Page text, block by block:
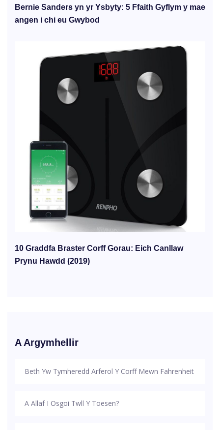
Bernie Sanders yn yr Ysbyty: 5 Ffaith Gyflym y mae
angen i chi eu Gwybod
10 Graddfa Braster Corff Gorau: Eich Canllaw
Prynu Hawdd (2019)
A Argymhellir
Beth Yw Tymheredd Arferol Y Corff Mewn Fahrenheit
A Allaf I Osgoi Twll Y Toesen?